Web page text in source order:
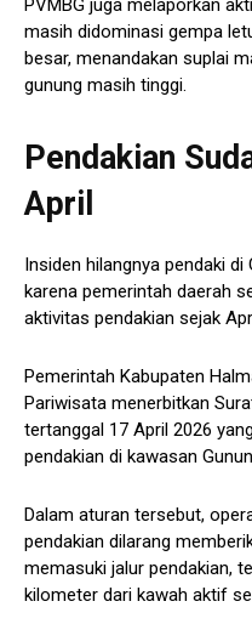
PVMBG juga melaporkan
masih didominasi gempa
besar, menandakan suplai
gunung masih tinggi.
Pendakian
April
Insiden hilangnya pendaki
karena pemerintah daerah
aktivitas pendakian sejak
Pemerintah Kabupaten
Pariwisata menerbitkan
tertanggal 17 April 2026
pendakian di kawasan
Dalam aturan tersebut,
pendakian dilarang
memasuki jalur pendakian,
kilometer dari kawah aktif